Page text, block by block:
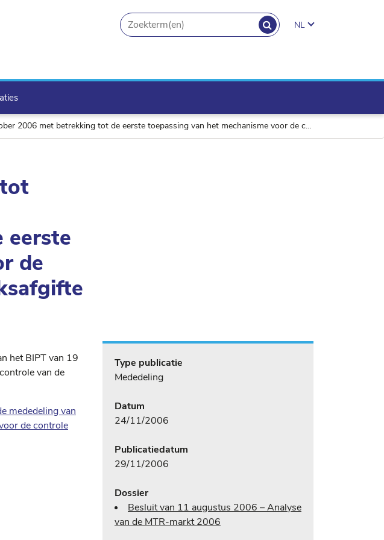
ZOEKEN
search.button
NL
eerste toepassing van het mechanisme voor de controle van de prijzen voor gespreksafgifte van de mo
de
het BIPT van 19
van de
mededeling van
de controle
Type publicatie
Mededeling
Datum
24/11/2006
Publicatiedatum
29/11/2006
Dossier
Besluit van 11 augustus 2006 – Analyse
van de MTR-markt 2006